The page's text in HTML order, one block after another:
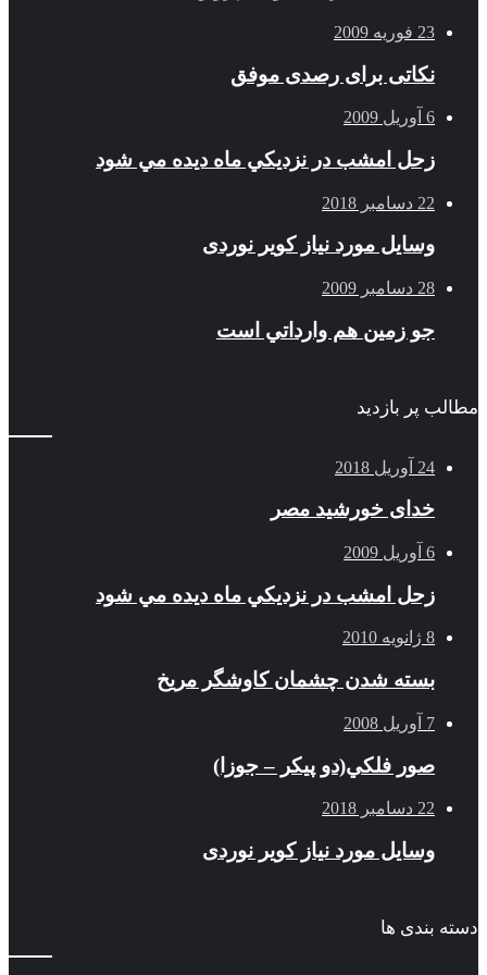
23 فوریه 2009
نکاتی برای رصدی موفق
6 آوریل 2009
زحل امشب در نزديكي ماه ديده مي شود
22 دسامبر 2018
وسایل مورد نیاز کویر نوردی
28 دسامبر 2009
جو زمين هم وارداتي است
مطالب پر بازدید
24 آوریل 2018
خدای خورشید مصر
6 آوریل 2009
زحل امشب در نزديكي ماه ديده مي شود
8 ژانویه 2010
بسته شدن چشمان کاوشگر مريخ
7 آوریل 2008
صور فلكي(دو پیکر – جوزا)
22 دسامبر 2018
وسایل مورد نیاز کویر نوردی
دسته بندی ها